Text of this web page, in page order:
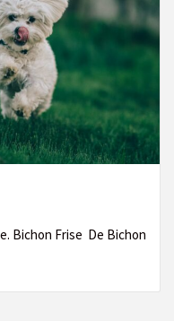
Bichon Frise De Bichon